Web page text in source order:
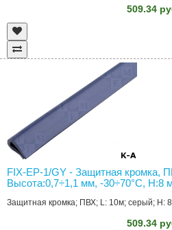
509.34
FIX-EP-1/GY - Защитная кромка,
Высота:0,7÷1,1 мм, -30÷70°C, H:8
Защитная кромка; ПВХ; L: 10м; серый; H:
509.34